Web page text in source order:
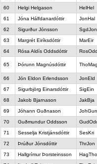
60
Helgi Helgason HelHel
61
Jóna Hálfdanardóttir JonHal
62
Sigurður Jónsson SgdJon
63
Margrét Eiríksdóttir MarEir
64
Rósa Aldís Oddsdóttir RosOdd
65 Þórunn Magnúsdóttir ThoMag
66 Jón Eldon Erlendsson JonEld
67
Sigurbjörg Einarsdóttir SigEin
68
Jakob Bjarnason JakBja
69
Jóhann Guðnason JohGun
70
Guðmundur Oddsson
71
Sesselja Kristjánsdóttir SesKri
72
Þrúður Jónsdóttir ThrJon
73
Hallgrímur Þorsteinsson HagTho